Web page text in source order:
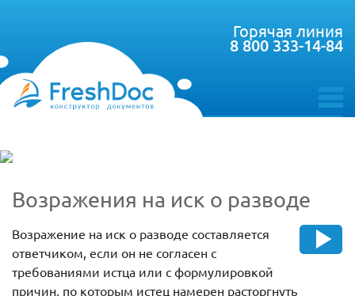
toggle
Горячая линия
8 800 333-14-84
Возражения на иск о разводе
Возражение на иск о разводе составляется
ответчиком, если он не согласен с
требованиями истца или с формулировкой
причин, по которым истец намерен расторгнуть